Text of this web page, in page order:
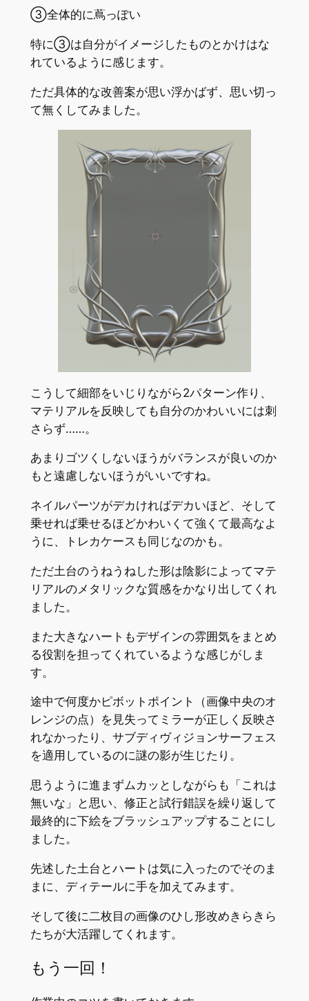
③全体的に蔦っぽい
特に③は自分がイメージしたものとかけはな
れているように感じます。
ただ具体的な改善案が思い浮かばず、思い切っ
て無くしてみました。
こうして細部をいじりながら2パターン作り、
マテリアルを反映しても自分のかわいいには刺
さらず……。
あまりゴツくしないほうがバランスが良いのか
もと遠慮しないほうがいいですね。
ネイルパーツがデカければデカいほど、そして
乗せれば乗せるほどかわいくて強くて最高なよ
うに、トレカケースも同じなのかも。
ただ土台のうねうねした形は陰影によってマテ
リアルのメタリックな質感をかなり出してくれ
ました。
また大きなハートもデザインの雰囲気をまとめ
る役割を担ってくれているような感じがしま
す。
途中で何度かピボットポイント（画像中央のオ
レンジの点）を見失ってミラーが正しく反映さ
れなかったり、サブディヴィジョンサーフェス
を適用しているのに謎の影が生じたり。
思うように進まずムカッとしながらも「これは
無いな」と思い、修正と試行錯誤を繰り返して
最終的に下絵をブラッシュアップすることにし
ました。
先述した土台とハートは気に入ったのでそのま
まに、ディテールに手を加えてみます。
そして後に二枚目の画像のひし形改めきらきら
たちが大活躍してくれます。
もう一回！